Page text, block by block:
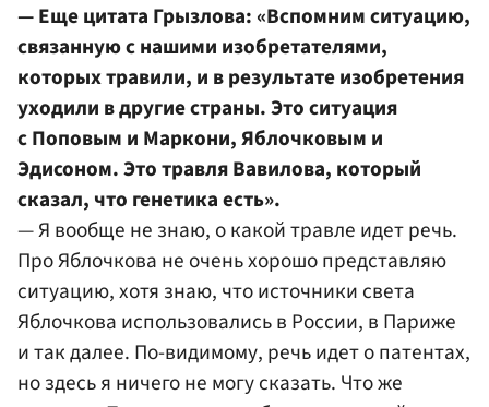
— Еще цитата Грызлова: «Вспомним ситуацию,
связанную с нашими изобретателями,
которых травили, и в результате изобретения
уходили в другие страны. Это ситуация
с Поповым и Маркони, Яблочковым и
Эдисоном. Это травля Вавилова, который
сказал, что генетика есть».
— Я вообще не знаю, о какой травле идет речь.
Про Яблочкова не очень хорошо представляю
ситуацию, хотя знаю, что источники света
Яблочкова использовались в России, в Париже
и так далее. По-видимому, речь идет о патентах,
но здесь я ничего не могу сказать. Что же